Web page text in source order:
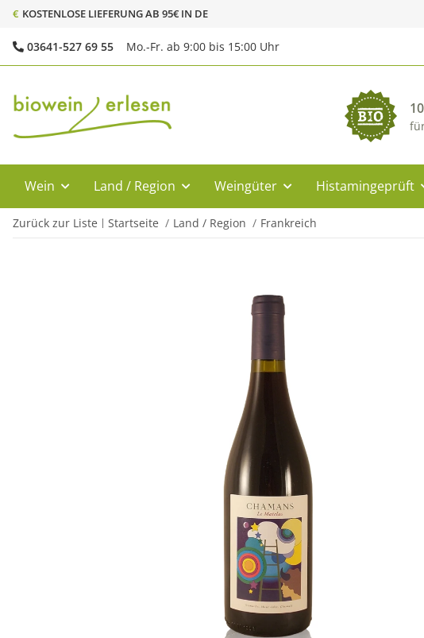
€ KOSTENLOSE LIEFERUNG AB 95€ IN DE
03641-527 69 55 Mo.-Fr. ab 9:00 bis 15:00 Uhr
Wein Land / Region Weingüter Histamingeprüft
Zurück zur Liste Startseite Land / Region Frankreich